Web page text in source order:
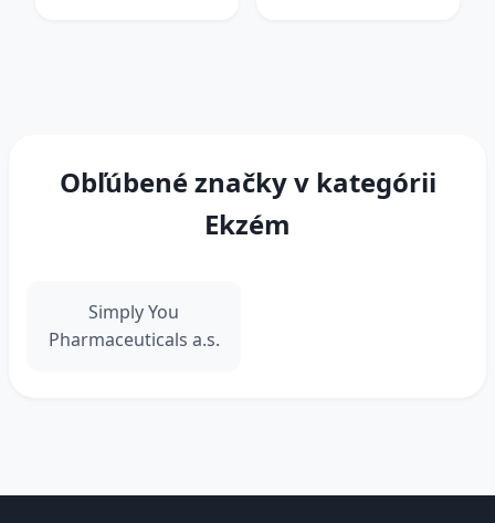
Obľúbené značky v kategórii
Ekzém
Simply You
Pharmaceuticals a.s.